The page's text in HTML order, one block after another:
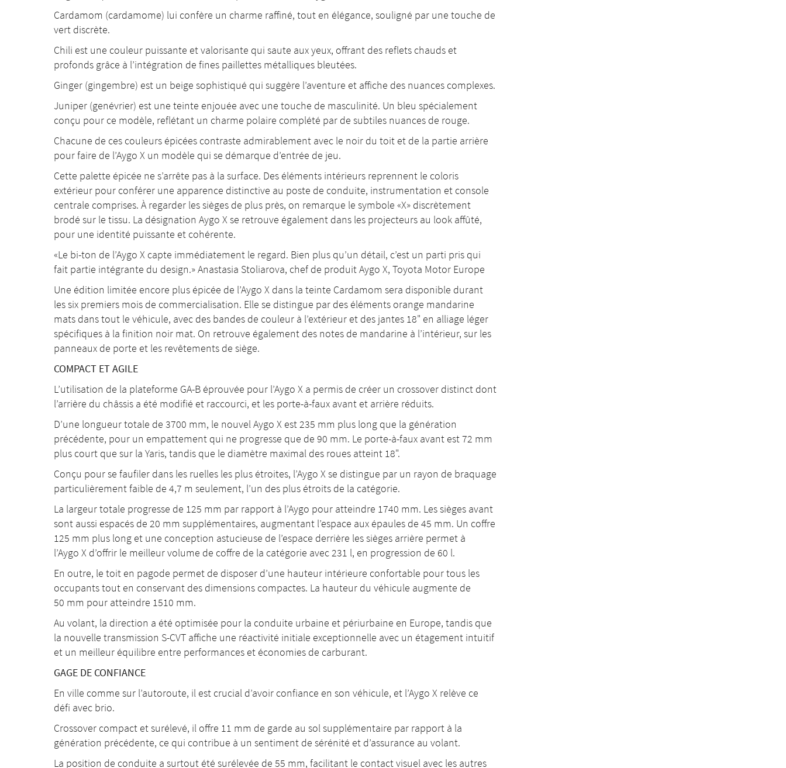
Cardamom (cardamome) lui confère un charme raffiné, tout en élégance, souligné par une touche de
vert discrète.
Chili est une couleur puissante et valorisante qui saute aux yeux, offrant des reflets chauds et
profonds grâce à l’intégration de fines paillettes métalliques bleutées.
Ginger (gingembre) est un beige sophistiqué qui suggère l’aventure et affiche des nuances complexes.
Juniper (genévrier) est une teinte enjouée avec une touche de masculinité. Un bleu spécialement
conçu pour ce modèle, reflétant un charme polaire complété par de subtiles nuances de rouge.
Chacune de ces couleurs épicées contraste admirablement avec le noir du toit et de la partie arrière
pour faire de l’Aygo X un modèle qui se démarque d’entrée de jeu.
Cette palette épicée ne s’arrête pas à la surface. Des éléments intérieurs reprennent le coloris
extérieur pour conférer une apparence distinctive au poste de conduite, instrumentation et console
centrale comprises. À regarder les sièges de plus près, on remarque le symbole «X» discrètement
brodé sur le tissu. La désignation Aygo X se retrouve également dans les projecteurs au look affûté,
pour une identité puissante et cohérente.
«Le bi-ton de l’Aygo X capte immédiatement le regard. Bien plus qu’un détail, c’est un parti pris qui
fait partie intégrante du design.» Anastasia Stoliarova, chef de produit Aygo X, Toyota Motor Europe
Une édition limitée encore plus épicée de l’Aygo X dans la teinte Cardamom sera disponible durant
les six premiers mois de commercialisation. Elle se distingue par des éléments orange mandarine
mats dans tout le véhicule, avec des bandes de couleur à l’extérieur et des jantes 18" en alliage léger
spécifiques à la finition noir mat. On retrouve également des notes de mandarine à l’intérieur, sur les
panneaux de porte et les revêtements de siège.
COMPACT ET AGILE
L’utilisation de la plateforme GA-B éprouvée pour l’Aygo X a permis de créer un crossover distinct dont
l’arrière du châssis a été modifié et raccourci, et les porte-à-faux avant et arrière réduits.
D’une longueur totale de 3700 mm, le nouvel Aygo X est 235 mm plus long que la génération
précédente, pour un empattement qui ne progresse que de 90 mm. Le porte-à-faux avant est 72 mm
plus court que sur la Yaris, tandis que le diamètre maximal des roues atteint 18".
Conçu pour se faufiler dans les ruelles les plus étroites, l’Aygo X se distingue par un rayon de braquage
particulièrement faible de 4,7 m seulement, l’un des plus étroits de la catégorie.
La largeur totale progresse de 125 mm par rapport à l’Aygo pour atteindre 1740 mm. Les sièges avant
sont aussi espacés de 20 mm supplémentaires, augmentant l’espace aux épaules de 45 mm. Un coffre
125 mm plus long et une conception astucieuse de l’espace derrière les sièges arrière permet à
l’Aygo X d’offrir le meilleur volume de coffre de la catégorie avec 231 l, en progression de 60 l.
En outre, le toit en pagode permet de disposer d’une hauteur intérieure confortable pour tous les
occupants tout en conservant des dimensions compactes. La hauteur du véhicule augmente de
50 mm pour atteindre 1510 mm.
Au volant, la direction a été optimisée pour la conduite urbaine et périurbaine en Europe, tandis que
la nouvelle transmission S-CVT affiche une réactivité initiale exceptionnelle avec un étagement intuitif
et un meilleur équilibre entre performances et économies de carburant.
GAGE DE CONFIANCE
En ville comme sur l’autoroute, il est crucial d’avoir confiance en son véhicule, et l’Aygo X relève ce
défi avec brio.
Crossover compact et surélevé, il offre 11 mm de garde au sol supplémentaire par rapport à la
génération précédente, ce qui contribue à un sentiment de sérénité et d’assurance au volant.
La position de conduite a surtout été surélevée de 55 mm, facilitant le contact visuel avec les autres